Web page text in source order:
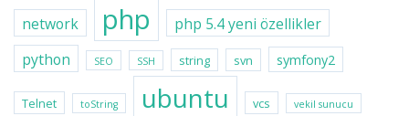
network php
php 5.4 yeni özellikler
python
SEO SSH string svn symfony2
Telnet toString ubuntu vcs vekil sunucu